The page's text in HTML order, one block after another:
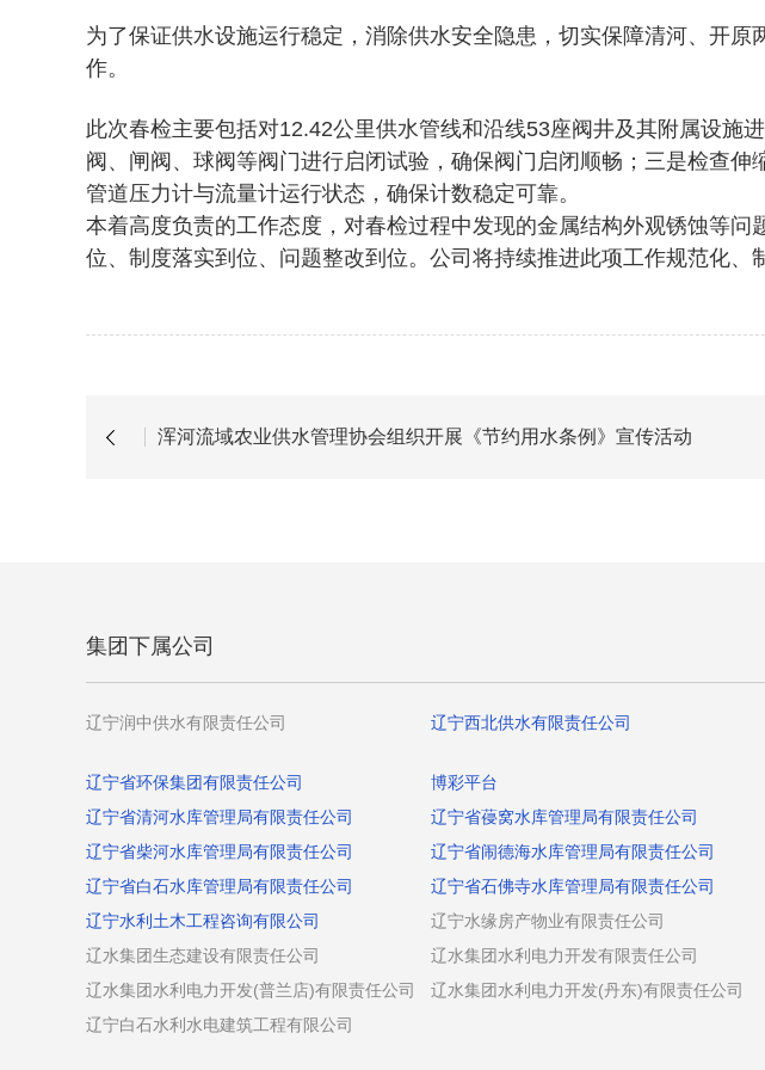
为了保证供水设施运行稳定，消除供水安全隐患，切实保障清河、开
作。
此次春检主要包括对12.42公里供水管线和沿线53座阀井及其附属设施
阀、闸阀、球阀等阀门进行启闭试验，确保阀门启闭顺畅；三是检查
管道压力计与流量计运行状态，确保计数稳定可靠。
本着高度负责的工作态度，对春检过程中发现的金属结构外观锈蚀等
位、制度落实到位、问题整改到位。公司将持续推进此项工作规范化、
浑河流域农业供水管理协会组织开展《节约用水条例》宣传活动
集团下属公司
辽宁润中供水有限责任公司 辽宁西北供水有限责任公司
辽宁省环保集团有限责任公司
博彩平台
辽宁省清河水库管理局有限责任公司
辽宁省葠窝水库管理局有限责任公司
辽宁省柴河水库管理局有限责任公司
辽宁省闹德海水库管理局有限责任公司
辽宁省白石水库管理局有限责任公司
辽宁省石佛寺水库管理局有限责任公司
辽宁水利土木工程咨询有限公司
辽宁水缘房产物业有限责任公司
辽水集团生态建设有限责任公司
辽水集团水利电力开发有限责任公司
辽水集团水利电力开发(普兰店)有限责任公司
辽水集团水利电力开发(丹东)有限责任公司
辽宁白石水利水电建筑工程有限公司